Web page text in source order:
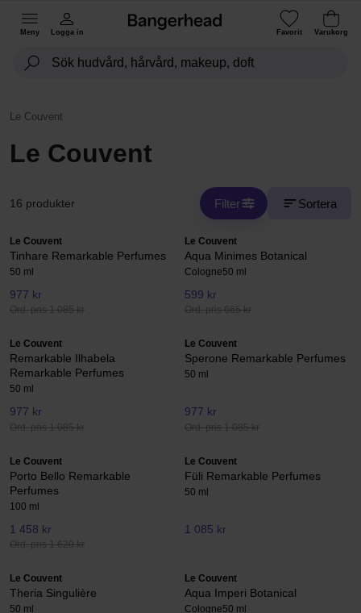
Meny Logga in Favorit Varukorg
Le Couvent
Le Couvent
16 produkter Filter Sortera
Le Couvent
Tinhare Remarkable Perfumes
50 ml
977 kr
Ord. pris 1 085 kr
Le Couvent
Aqua Minimes Botanical
Cologne50 ml
599 kr
Ord. pris 665 kr
Le Couvent
Remarkable Ilhabela
Remarkable Perfumes
50 ml
977 kr
Ord. pris 1 085 kr
Le Couvent
Sperone Remarkable Perfumes
50 ml
977 kr
Ord. pris 1 085 kr
Le Couvent
Porto Bello Remarkable
Perfumes
100 ml
1 458 kr
Ord. pris 1 620 kr
Le Couvent
Füli Remarkable Perfumes
50 ml
1 085 kr
Le Couvent
Theria Singulière
50 ml
Le Couvent
Aqua Imperi Botanical
Cologne50 ml